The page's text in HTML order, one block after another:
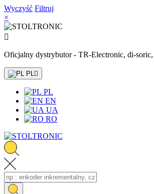
Wyczyść Filtruj
×

Oficjalny dystrybutor - TR-Electronic, di-
PL
PL
EN
UA
RO